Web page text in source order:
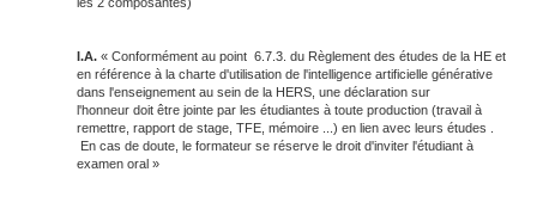
I.A. « Conformément au point 6.7.3. du Règlement des études de la HE et
en référence à la charte d'utilisation de l'intelligence artificielle générative
dans l'enseignement au sein de la HERS, une déclaration sur
l'honneur doit être jointe par les étudiantes à toute production (travail à
remettre, rapport de stage, TFE, mémoire ...) en lien avec leurs études .
En cas de doute, le formateur se réserve le droit d'inviter l'étudiant à
examen oral »